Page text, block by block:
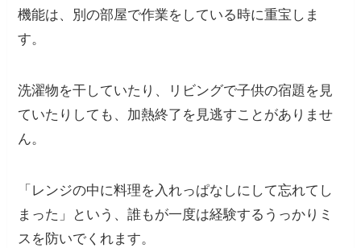
機能は、別の部屋で作業をしている時に重宝しま
す。
洗濯物を干していたり、リビングで子供の宿題を見
ていたりしても、加熱終了を見逃すことがありませ
ん。
「レンジの中に料理を入れっぱなしにして忘れてし
まった」という、誰もが一度は経験するうっかりミ
スを防いでくれます。